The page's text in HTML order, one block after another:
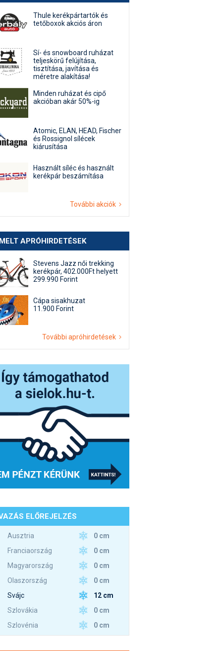
Thule kerékpártartók és
tetőboxok akciós áron
Sí- és snowboard ruházat
teljeskörű felújítása,
tisztítása, javítása és
méretre alakítása!
Minden ruházat és cipő
akcióban akár 50%-ig
Atomic, ELAN, HEAD, Fischer
és Rossignol sílécek
kiárusítása
Használt síléc és használt
kerékpár beszámítása
További akciók
APRÓHIRDETÉSEK
Stevens Jazz női trekking
kerékpár, 402.000Ft helyett
299.990 Forint
Cápa sisakhuzat
11.900 Forint
További apróhirdetések
ELŐREJELZÉS
Ausztria
0 cm
Franciaország
0 cm
Magyarország
0 cm
Olaszország
0 cm
Svájc
12 cm
Szlovákia
0 cm
Szlovénia
0 cm